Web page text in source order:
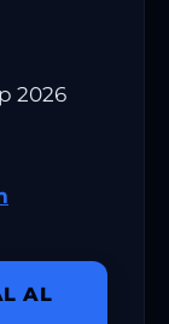
2026
AL